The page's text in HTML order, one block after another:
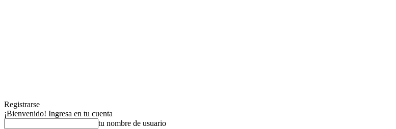
Registrarse
¡Bienvenido! Ingresa en tu cuenta
tu nombre de usuario